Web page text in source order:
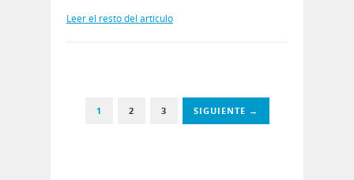
Leer el resto del artículo
1 2 3 SIGUIENTE →